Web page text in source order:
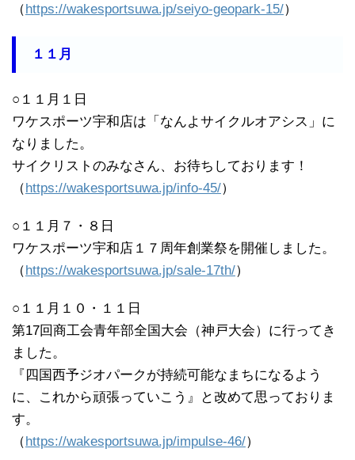
（https://wakesportsuwa.jp/seiyo-geopark-15/）
１１月
○１１月１日
ワケスポーツ宇和店は「なんよサイクルオアシス」に
なりました。
サイクリストのみなさん、お待ちしております！
（https://wakesportsuwa.jp/info-45/）
○１１月７・８日
ワケスポーツ宇和店１７周年創業祭を開催しました。
（https://wakesportsuwa.jp/sale-17th/）
○１１月１０・１１日
第17回商工会青年部全国大会（神戸大会）に行ってき
ました。
『四国西予ジオパークが持続可能なまちになるよう
に、これから頑張っていこう』と改めて思っておりま
す。
（https://wakesportsuwa.jp/impulse-46/）